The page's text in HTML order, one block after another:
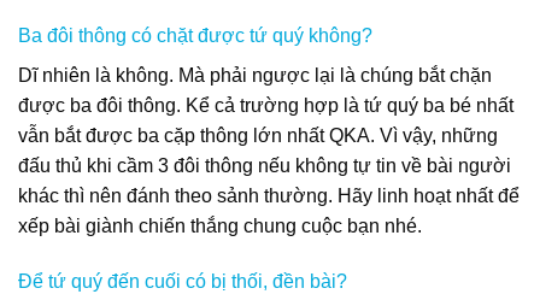
Ba đôi thông có chặt được tứ quý không?
Dĩ nhiên là không. Mà phải ngược lại là chúng bắt chặn
được ba đôi thông. Kể cả trường hợp là tứ quý ba bé nhất
vẫn bắt được ba cặp thông lớn nhất QKA. Vì vậy, những
đấu thủ khi cầm 3 đôi thông nếu không tự tin về bài người
khác thì nên đánh theo sảnh thường. Hãy linh hoạt nhất để
xếp bài giành chiến thắng chung cuộc bạn nhé.
Để tứ quý đến cuối có bị thối, đền bài?